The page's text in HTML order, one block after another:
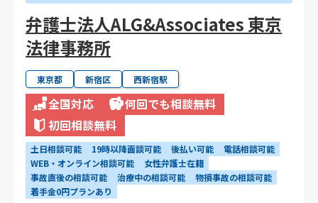
弁護士法人ALG&Associates 東京
法律事務所
東京都 新宿区 西新宿駅
全国対応
何回でも相談無料
初回相談無料
土日相談可能 19時以降面談可能 後払い可能
電話相談可能
WEB・オンライン相談可能
女性弁護士在籍
事故直後の相談可能
治療中の相談可能
物損事故の相談可能
着手金0円プランあり